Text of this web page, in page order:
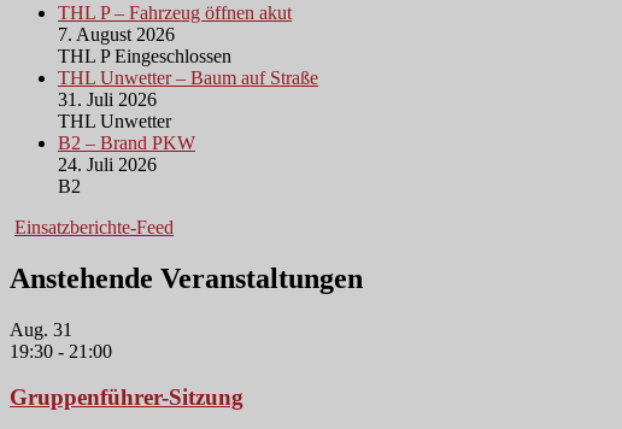
THL P – Fahrzeug öffnen akut
7. August 2026
THL P Eingeschlossen
THL Unwetter – Baum auf Straße
31. Juli 2026
THL Unwetter
B2 – Brand PKW
24. Juli 2026
B2
Einsatzberichte-Feed
Anstehende Veranstaltungen
Aug. 31
19:30 - 21:00
Gruppenführer-Sitzung